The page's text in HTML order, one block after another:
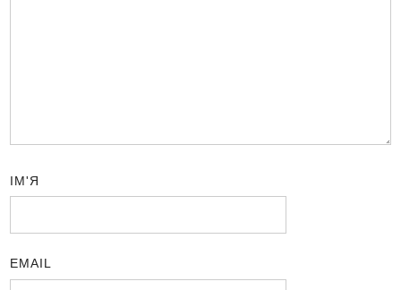
ІМ'Я
EMAIL